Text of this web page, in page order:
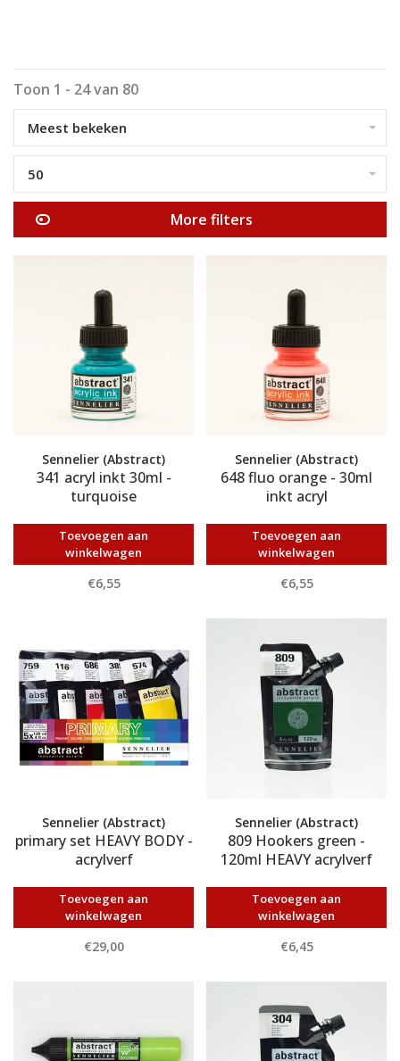
Toon 1 - 24 van 80
Meest bekeken
50
More filters
Sennelier (Abstract)
341 acryl inkt 30ml -
turquoise
Toevoegen aan
winkelwagen
€6,55
Sennelier (Abstract)
648 fluo orange - 30ml
inkt acryl
Toevoegen aan
winkelwagen
€6,55
Sennelier (Abstract)
primary set HEAVY BODY -
acrylverf
Toevoegen aan
winkelwagen
€29,00
Sennelier (Abstract)
809 Hookers green -
120ml HEAVY acrylverf
Toevoegen aan
winkelwagen
€6,45